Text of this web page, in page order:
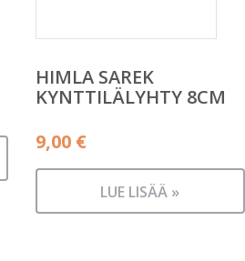
HIMLA SAREK
KYNTTILÄLYHTY 8CM
9,00 €
LUE LISÄÄ »